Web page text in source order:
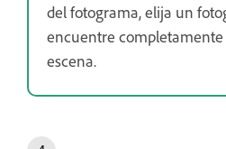
del fotograma, elija un
encuentre completamente
escena.